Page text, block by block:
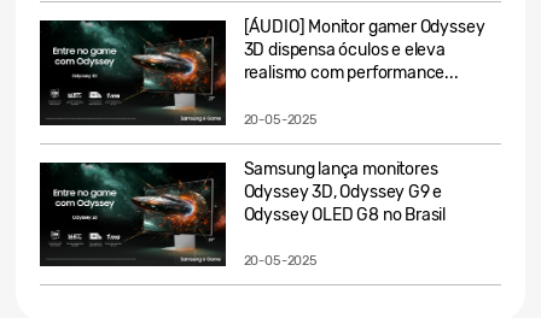
[ÁUDIO] Monitor gamer Odyssey
3D dispensa óculos e eleva
realismo com performance...
20-05-2025
Samsung lança monitores
Odyssey 3D, Odyssey G9 e
Odyssey OLED G8 no Brasil
20-05-2025